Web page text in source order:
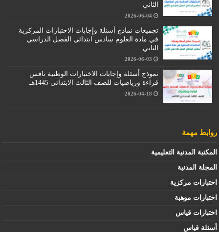
الثاني
2026-06-04
تجميعات نماذج أسئلة وإجابات الاختبارات المركزية
في مادة العلوم سادس ابتدائي الفصل الدراسي
الثاني
2026-06-03
نموذج أسئلة وإجابات الاختبارات الوطنية نافس
قراءة ورياضيات للصف الثالث الابتدائي 1445هـ
2026-04-18
روابط مهمة
المكتبة المدنية التعليمية
المجلة المدنية
اختبارات مركزية
اختبارات موهبة
اختبارات قياس
أسئلة قياس